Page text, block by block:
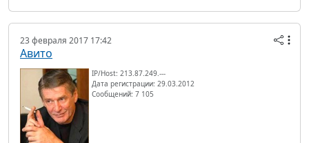
23 февраля 2017 17:42
Авито
IP/Host: 213.87.249.---
Дата регистрации: 29.03.2012
Сообщений: 7 105